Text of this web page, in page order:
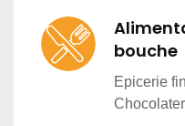
bouche
Epicerie